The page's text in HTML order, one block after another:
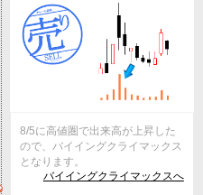
8/5に高値圏で出来高が上昇した
ので、バイイングクライマックス
となります。
バイイングクライマックスへ